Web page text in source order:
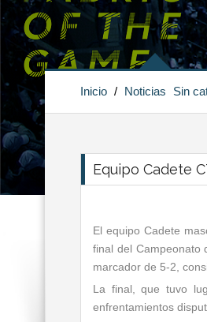
Inicio / Noticias Sin
Equipo Cadete
El equipo Cadete
final del Campeonato
marcador de 5-2,
La final, que tuvo
enfrentamientos